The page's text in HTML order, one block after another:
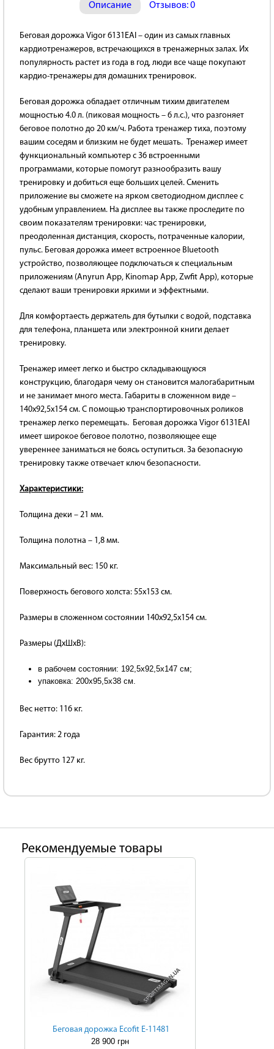
Описание Отзывов: 0
Беговая дорожка Vigor 6131EAI – один из самых главных
кардиотренажеров, встречающихся в тренажерных залах. Их
популярность растет из года в год, люди все чаще покупают
кардио-тренажеры для домашних тренировок.
Беговая дорожка обладает отличным тихим двигателем
мощностью 4.0 л. (пиковая мощность – 6 л.с.), что разгоняет
беговое полотно до 20 км/ч. Работа тренажер тиха, поэтому
вашим соседям и близким не будет мешать. Тренажер имеет
функциональный компьютер с 36 встроенными
программами, которые помогут разнообразить вашу
тренировку и добиться еще больших целей. Сменить
приложение вы сможете на ярком светодиодном дисплее с
удобным управлением. На дисплее вы также проследите по
своим показателям тренировки: час тренировки,
преодоленная дистанция, скорость, потраченные калории,
пульс. Беговая дорожка имеет встроенное Bluetooth
устройство, позволяющее подключаться к специальным
приложениям (Anyrun App, Kinomap App, Zwfit App), которые
сделают ваши тренировки яркими и эффектными.
Для комфортаесть держатель для бутылки с водой, подставка
для телефона, планшета или электронной книги делает
тренировку.
Тренажер имеет легко и быстро складывающуюся
конструкцию, благодаря чему он становится малогабаритным
и не занимает много места. Габариты в сложенном виде –
140х92,5х154 см. С помощью транспортировочных роликов
тренажер легко перемещать. Беговая дорожка Vigor 6131EAI
имеет широкое беговое полотно, позволяющее еще
увереннее заниматься не боясь оступиться. За безопасную
тренировку также отвечает ключ безопасности.
Характеристики:
Толщина деки – 21 мм.
Толщина полотна – 1,8 мм.
Максимальный вес: 150 кг.
Поверхность бегового холста: 55х153 см.
Размеры в сложенном состоянии 140х92,5х154 см.
Размеры (ДхШхВ):
в рабочем состоянии: 192,5х92,5х147 см;
упаковка: 200х95,5х38 см.
Вес нетто: 116 кг.
Гарантия: 2 года
Вес брутто 127 кг.
Рекомендуемые товары
Беговая дорожка Ecofit E-11481
28 900 грн